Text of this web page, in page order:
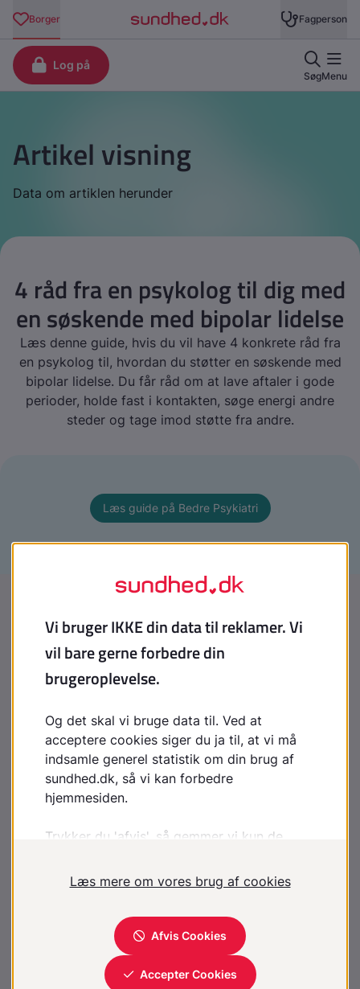
Artikel visning
Data om artiklen herunder
4 råd fra en psykolog til dig med
en søskende med bipolar lidelse
Læs denne guide, hvis du vil have 4 konkrete råd fra
en psykolog til, hvordan du støtter en søskende med
bipolar lidelse. Du får råd om at lave aftaler i gode
perioder, holde fast i kontakten, søge energi andre
steder og tage imod støtte fra andre.
Læs guide på Bedre Psykiatri